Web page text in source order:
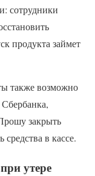
сотрудники
продукта займет
также возможно
закрыть
в кассе.
утере